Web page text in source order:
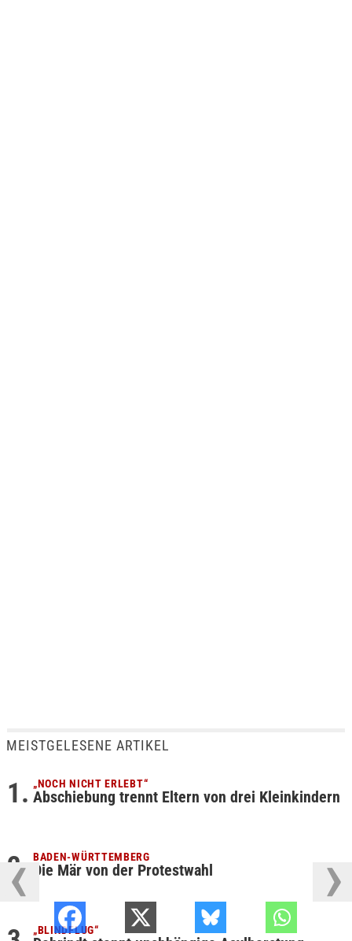
MEISTGELESENE ARTIKEL
„NOCH NICHT ERLEBT“
Abschiebung trennt Eltern von drei Kleinkindern
BADEN-WÜRTTEMBERG
Die Mär von der Protestwahl
„BLINDFLUG“